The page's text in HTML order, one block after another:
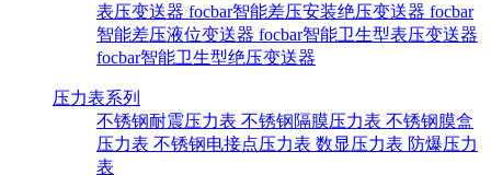
表压变送器 focbar智能差压安装绝压变送器 focbar
智能差压液位变送器 focbar智能卫生型表压变送器
focbar智能卫生型绝压变送器
压力表系列
不锈钢耐震压力表 不锈钢隔膜压力表 不锈钢膜盒
压力表 不锈钢电接点压力表 数显压力表 防爆压力
表